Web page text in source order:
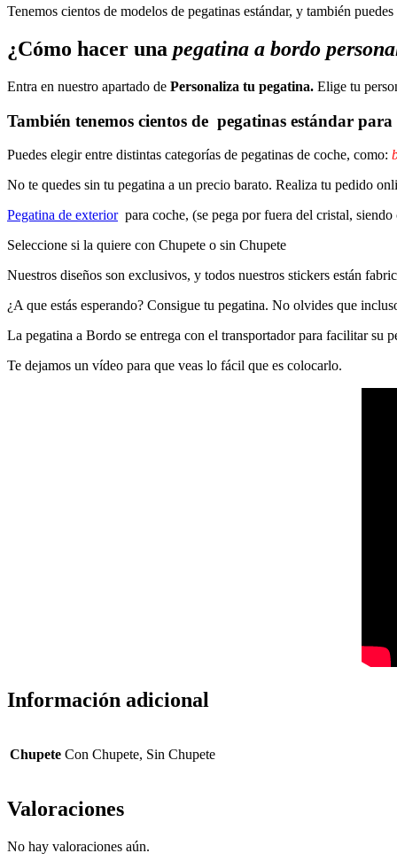
Tenemos cientos de modelos de pegatinas estándar, y también
¿Cómo hacer una pegatina a bordo
Entra en nuestro apartado de Personaliza tu pegatina. Elige tu
También tenemos cientos de pegatinas estándar para
Puedes elegir entre distintas categorías de pegatinas de coche, como:
No te quedes sin tu pegatina a un precio barato. Realiza tu pedido
Pegatina de exteriorpara coche, (se pega por fuera del cristal,
Seleccione si la quiere con Chupete o sin Chupete
Nuestros diseños son exclusivos, y todos nuestros stickers están
¿A que estás esperando? Consigue tu pegatina. No olvides que
La pegatina a Bordo se entrega con el transportador para facilitar su
Te dejamos un vídeo para que veas lo fácil que es colocarlo.
Información adicional
Chupete Con Chupete, Sin Chupete
Valoraciones
No hay valoraciones aún.